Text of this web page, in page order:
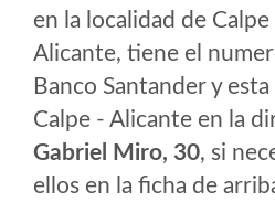
en la localidad de
Alicante, tiene el
Banco Santander y
Calpe - Alicante en la
Gabriel Miro, 30, si
ellos en la ficha de